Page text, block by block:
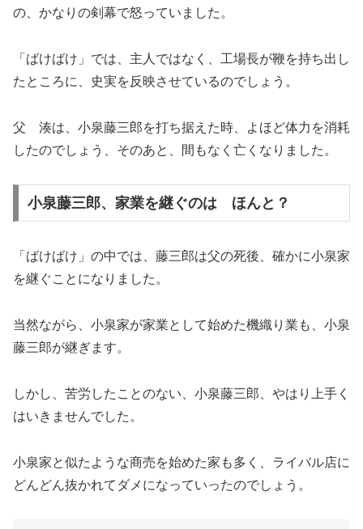
の、かなりの剣幕で怒っていました。
「ばけばけ」では、主人ではなく、工場長が鞭を持ち出し
たところに、史実を反映させているのでしょう。
父 湊は、小泉藤三郎を打ち据えた時、よほど体力を消耗
したのでしょう、そのあと、間もなく亡くなりました。
小泉藤三郎、家業を継ぐのは ほんと？
「ばけばけ」の中では、藤三郎は父の死後、確かに小泉家
を継ぐことになりました。
当然ながら、小泉家が家業として始めた機織り業も、小泉
藤三郎が継ぎます。
しかし、苦労したことのない、小泉藤三郎、やはり上手く
はいきませんでした。
小泉家と似たような商売を始めた家も多く、ライバル店に
どんどん抜かれてダメになっていったのでしょう。